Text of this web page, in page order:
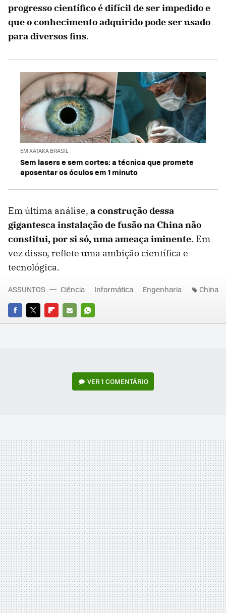
progresso científico é difícil de ser impedido e
que o conhecimento adquirido pode ser usado
para diversos fins.
EM XATAKA BRASIL
Sem lasers e sem cortes: a técnica que promete
aposentar os óculos em 1 minuto
Em última análise, a construção dessa
gigantesca instalação de fusão na China não
constitui, por si só, uma ameaça iminente. Em
vez disso, reflete uma ambição científica e
tecnológica.
FACEBOOK
TWITTERFLIPBOARD
E-
WHATSAPP
ASSUNTOS Ciência Informática Engenharia China
VER1 COMENTÁRIO